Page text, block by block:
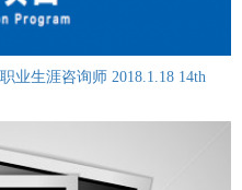
业生涯咨询师 2018.1.18 14th